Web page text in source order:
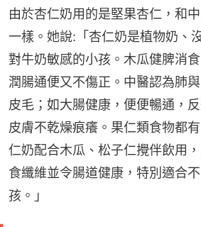
由於杏仁奶用的是堅果杏仁，和
一樣。她說:「杏仁奶是植物奶、
對牛奶敏感的小孩。木瓜健脾消
潤腸通便又不傷正。中醫認為肺
皮毛；如大腸健康，便便暢通，
皮膚不乾燥痕癢。果仁類食物都
仁奶配合木瓜、松子仁攪伴飲用
食纖維並令腸道健康，特別適合
孩。」